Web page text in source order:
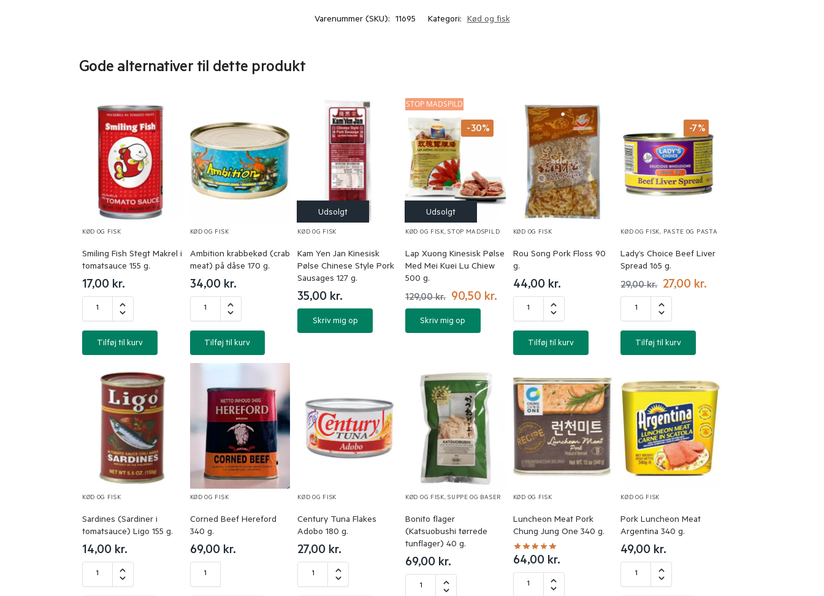
Varenummer (SKU): 11695 Kategori: Kød og fisk
Gode alternativer til dette produkt
KØD OG FISK
Smiling Fish Stegt Makrel i
tomatsauce 155 g.
17,00 kr.
Tilføj til kurv
KØD OG FISK
Ambition krabbekød (crab
meat) på dåse 170 g.
34,00 kr.
Tilføj til kurv
KØD OG FISK
Kam Yen Jan Kinesisk
Pølse Chinese Style Pork
Sausages 127 g.
35,00 kr.
Skriv mig op
-30%
STOP MADSPILD
KØD OG FISK,STOP MADSPILD
Lap Xuong Kinesisk Pølse
Med Mei Kuei Lu Chiew
500 g.
129,00kr. 90,50 kr.
Skriv mig op
KØD OG FISK
Rou Song Pork Floss 90
g.
44,00 kr.
Tilføj til kurv
-7%
KØD OG FISK, PASTE OG PASTA
Lady’s Choice Beef Liver
Spread 165 g.
29,00kr. 27,00 kr.
Tilføj til kurv
KØD OG FISK
Sardines (Sardiner i
tomatsauce) Ligo 155 g.
14,00 kr.
KØD OG FISK
Corned Beef Hereford
340 g.
69,00 kr.
KØD OG FISK
Century Tuna Flakes
Adobo 180 g.
27,00 kr.
KØD OG FISK,SUPPE OG BASER
Bonito flager
(Katsuobushi tørrede
tunflager) 40 g.
69,00 kr.
KØD OG FISK
Luncheon Meat Pork
Chung Jung One 340 g.
64,00 kr.
KØD OG FISK
Pork Luncheon Meat
Argentina 340 g.
49,00 kr.